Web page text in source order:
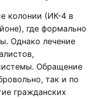
колонии (ИК-4 в
где формально
Однако лечение
Обращение
так и по
гражданских